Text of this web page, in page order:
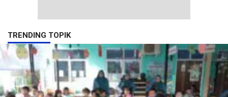
TRENDING TOPIK